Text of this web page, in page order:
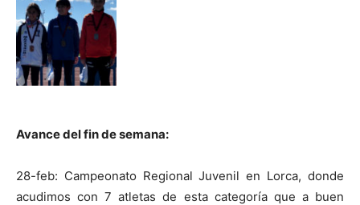
Avance del fin de semana:
28-feb: Campeonato Regional Juvenil en Lorca, donde
acudimos con 7 atletas de esta categoría que a buen